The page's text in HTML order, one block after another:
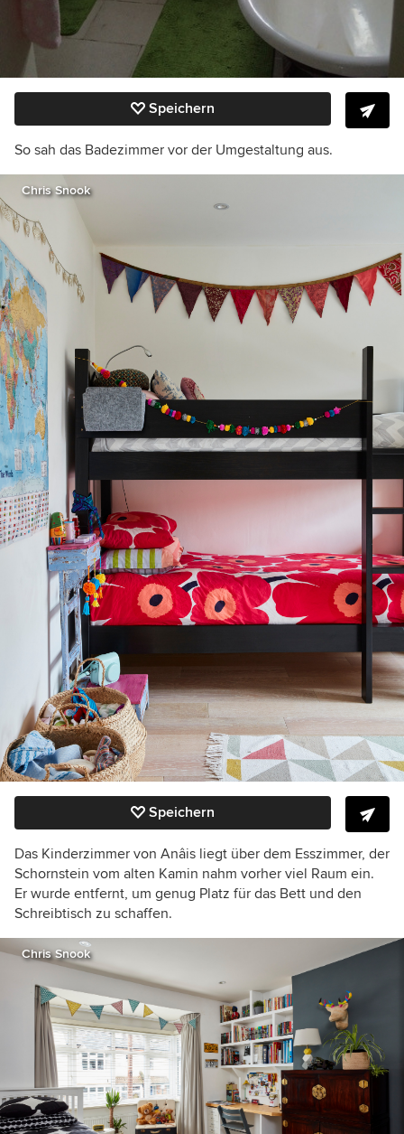
Speichern
So sah das Badezimmer vor der Umgestaltung aus.
Chris Snook
Speichern
Das Kinderzimmer von Anâis liegt über dem Esszimmer, der
Schornstein vom alten Kamin nahm vorher viel Raum ein.
Er wurde entfernt, um genug Platz für das Bett und den
Schreibtisch zu schaffen.
Chris Snook